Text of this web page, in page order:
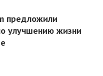
предложили
улучшению жизни